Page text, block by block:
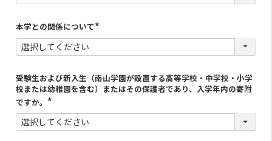
須
本学との関係について
(
須
受験生および新入生（南山学園が設置する高等学校・中学校・小学
校または幼稚園を含む）またはその保護者であり、入学年内の寄附
ですか。